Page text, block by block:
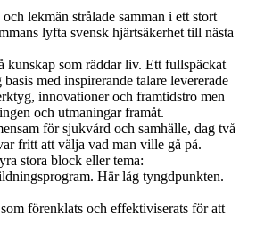
lekmän strålade samman i ett stort
lyfta svensk hjärtsäkerhet till nästa
kunskap som räddar liv. Ett fullspäckat
med inspirerande talare levererade
innovationer och framtidstro men
och utmaningar framåt.
för sjukvård och samhälle, dag två
fritt att välja vad man ville gå på.
stora block eller tema:
Här låg tyngdpunkten.
förenklats och effektiviserats för att